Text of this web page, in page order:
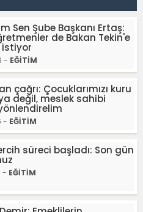
Sen Şube Başkanı Ertaş:
de Bakan Tekin'e
- EĞİTİM
çağrı: Çocuklarımızı kuru
değil, meslek sahibi
- EĞİTİM
süreci başladı: Son gün
- EĞİTİM